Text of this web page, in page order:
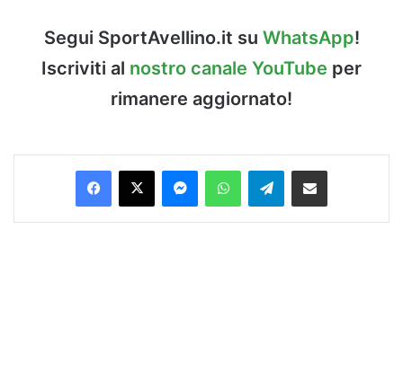
Segui SportAvellino.it su WhatsApp!
Iscriviti al nostro canale YouTube per
rimanere aggiornato!
Facebook
X MessengerWhatsAppTelegramCondividi via Email